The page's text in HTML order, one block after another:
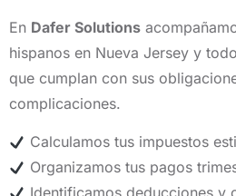
En Dafer Solutions
hispanos en Nueva Jersey y
que cumplan con sus
complicaciones.
Calculamos tus impuestos
Organizamos tus pagos